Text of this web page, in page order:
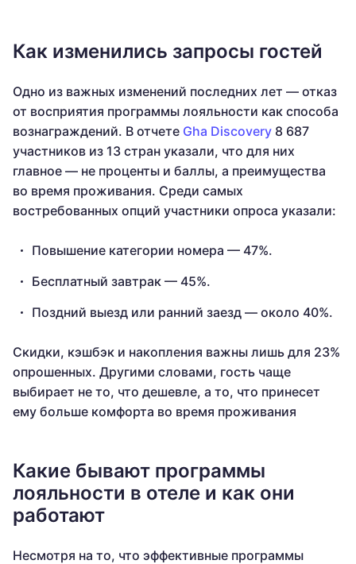
Как изменились запросы гостей
Одно из важных изменений последних лет — отказ
от восприятия программы лояльности как способа
вознаграждений. В отчете Gha Discovery 8 687
участников из 13 стран указали, что для них
главное — не проценты и баллы, а преимущества
во время проживания. Среди самых
востребованных опций участники опроса указали:
Повышение категории номера — 47%.
Бесплатный завтрак — 45%.
Поздний выезд или ранний заезд — около 40%.
Скидки, кэшбэк и накопления важны лишь для 23%
опрошенных. Другими словами, гость чаще
выбирает не то, что дешевле, а то, что принесет
ему больше комфорта во время проживания
Какие бывают программы
лояльности в отеле и как они
работают
Несмотря на то, что эффективные программы